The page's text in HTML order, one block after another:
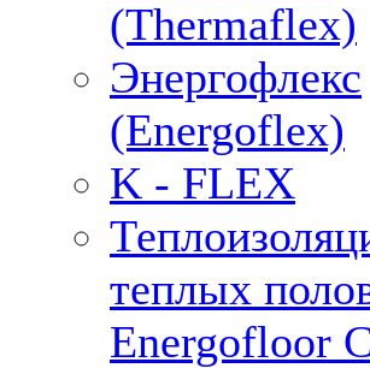
(Thermaflex)
Энергофлекс
(Energoflex)
K - FLEX
теплых
Energofloor